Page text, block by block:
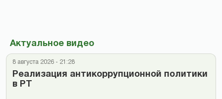
Актуальное видео
8 августа 2026 - 21:28
Реализация антикоррупционной политики
в РТ